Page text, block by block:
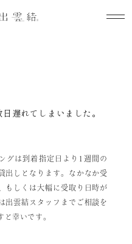
遅れてしまいました。
グは到着指定日より1週間の
出しとなります。なかなか受
もしくは大幅に受取り日時が
出雲結スタッフまでご相談を
と幸いです。